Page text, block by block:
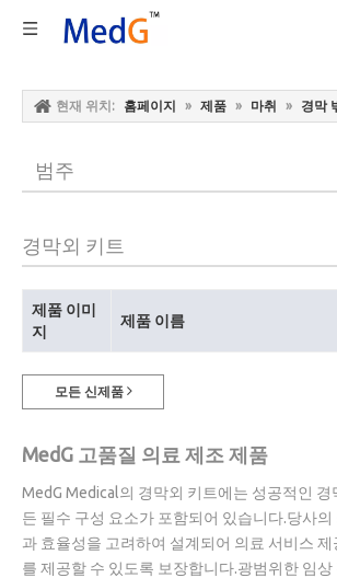
현재 위치: 홈페이지 » 제품 » 마취 » 경막
범주
경막외 키트
제품 이미
지
제품 이름
모든 신제품
MedG 고품질 의료 제조 제품
MedG Medical의 경막외 키트에는 성공적인 경
든 필수 구성 요소가 포함되어 있습니다.당사의
과 효율성을 고려하여 설계되어 의료 서비스
를 제공할 수 있도록 보장합니다.광범위한 임상